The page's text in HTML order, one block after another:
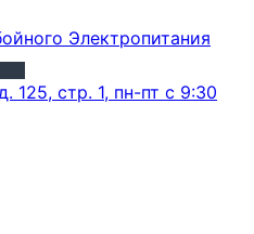
125, стр. 1, пн-пт с 9:30